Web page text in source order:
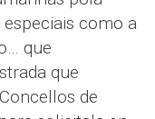
como a
que
que
de